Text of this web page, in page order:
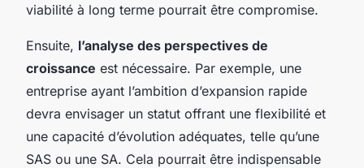
viabilité à long terme pourrait être compromise.
Ensuite, l’analyse des perspectives de
croissance est nécessaire. Par exemple, une
entreprise ayant l’ambition d’expansion rapide
devra envisager un statut offrant une flexibilité et
une capacité d’évolution adéquates, telle qu’une
SAS ou une SA. Cela pourrait être indispensable